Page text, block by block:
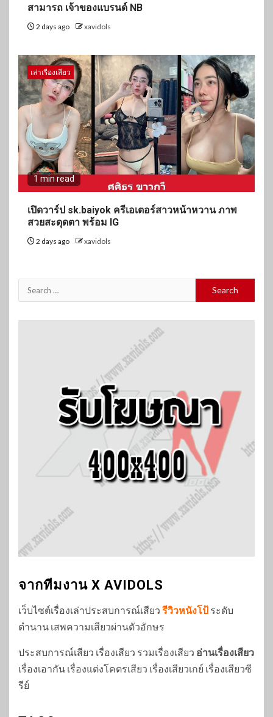
สามารถ เจ้าของแบรนด์ NB
2 days ago xavidols
เล่าเรื่องเสียว
1 min read
เปิดวาร์ป sk.baiyok ครีเอเตอร์สาวหน้าหวาน ภาพ
สวยสะดุดตา พร้อม IG
2 days ago xavidols
Search
for:
จากทีมงาน X AVIDOLS
เว็บไซต์เรื่องเล่าประสบการณ์เสียว รีวิวหนังโป้ ระดับ
ตำนาน เสพความเสียวผ่านตัวอักษร
ประสบการณ์เสียว เรื่องเสียว รวมเรื่องเสียว อ่านเรื่องเสียว
เรื่องเอากัน เรื่องแต่งโคตรเสียว เรื่องเสียวเกย์ เรื่องเสียวซี
รีย์